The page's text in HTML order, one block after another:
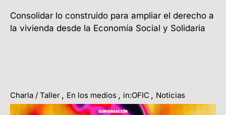
Consolidar lo construido para ampliar el derecho a
la vivienda desde la Economía Social y Solidaria
Charla / Taller , En los medios , in:OFIC , Noticias